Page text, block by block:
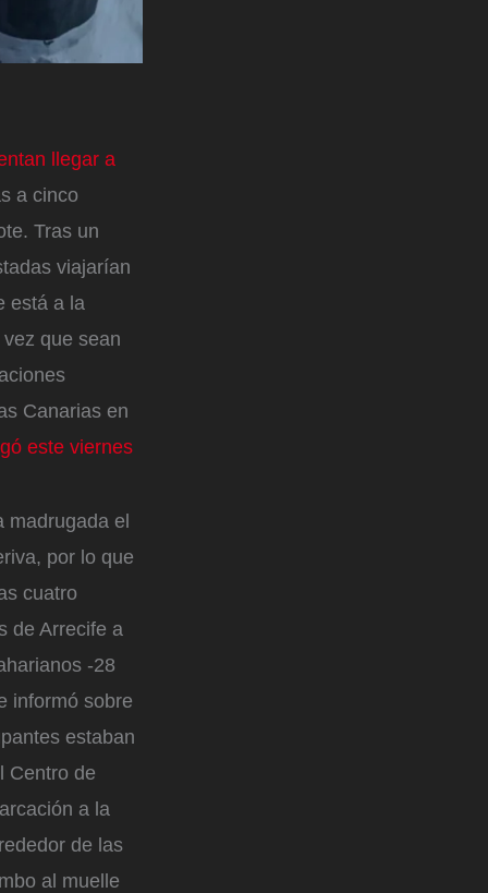
llegar a
a cinco
Tras un
viajarían
está a la
que sean
Canarias en
este viernes
madrugada el
por lo que
cuatro
de Arrecife a
-28
informó sobre
estaban
Centro de
a la
de las
al muelle